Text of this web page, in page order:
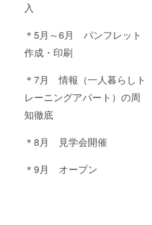
入
＊5月～6月 パンフレット
作成・印刷
＊7月 情報（一人暮らしト
レーニングアパート）の周
知徹底
＊8月 見学会開催
＊9月 オープン